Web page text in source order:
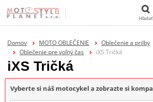
Hľadať
Domov MOTO OBLEČENIE
Oblečenie a prilby
Oblečenie pre voľný čas
iXS Tričká
iXS Tričká
Vyberte si náš motocykel a zobrazte si